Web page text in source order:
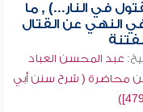
في النار...) , ما
النهي عن القتال
عبد المحسن العباد
محاضرة ( شرح سنن أبي